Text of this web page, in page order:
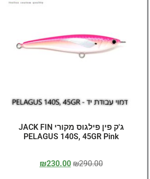
דיג – מאמרים בנושא דיג
סל קניות
תקנון אתר
ג'ק פין פילגוס מקורי JACK FIN
PELAGUS 140S, 45GR Pink
₪290.00
₪230.00